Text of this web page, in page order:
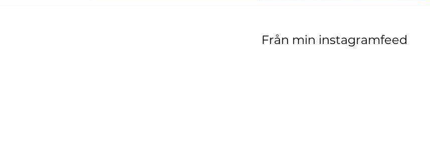
Från min instagramfeed